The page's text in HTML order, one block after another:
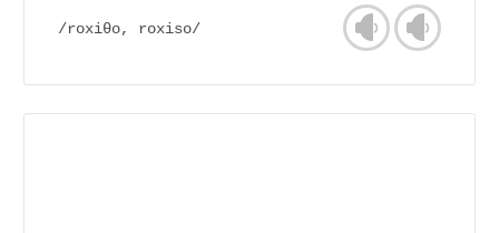
/roxiθo, roxiso/